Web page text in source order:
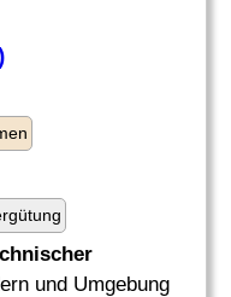
und Umgebung